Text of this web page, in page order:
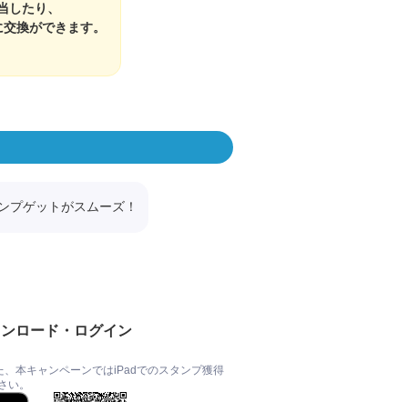
たり、
換ができます。
プゲットがスムーズ！
ロード・ログイン
本キャンペーンではiPadでのスタンプ獲得
い。